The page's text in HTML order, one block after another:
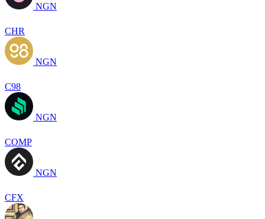
NGN
CHR
NGN
C98
NGN
COMP
NGN
CFX